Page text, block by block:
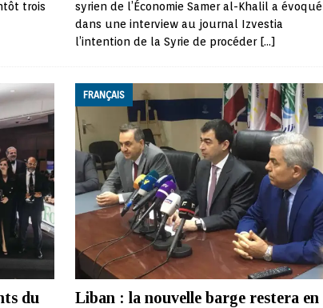
trois
syrien de l’Économie Samer al-Khalil a évoqué
dans une interview au journal Izvestia
l’intention de la Syrie de procéder […]
du
FRANÇAIS
Liban : la nouvelle barge restera en